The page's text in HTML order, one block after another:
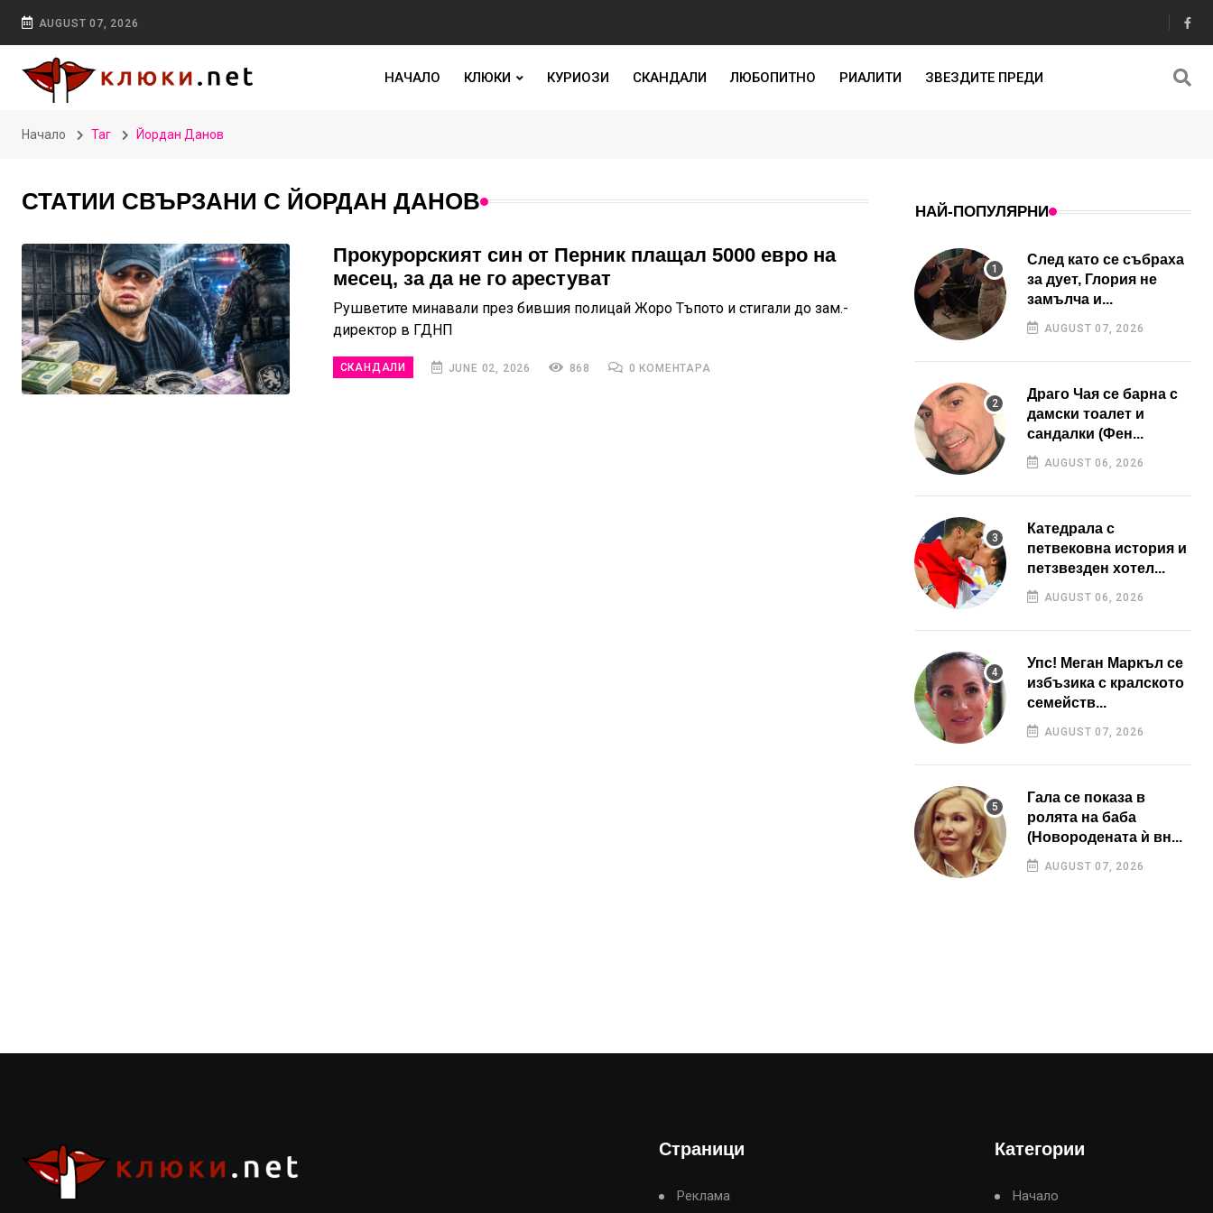
AUGUST 07, 2026
НАЧАЛО КЛЮКИ КУРИОЗИ СКАНДАЛИ ЛЮБОПИТНО РИАЛИТИ ЗВЕЗДИТЕ ПРЕДИ
Начало Таг Йордан Данов
СТАТИИ СВЪРЗАНИ С ЙОРДАН ДАНОВ
Прокурорският син от Перник плащал 5000 евро на
месец, за да не го арестуват
Рушветите минавали през бившия полицай Жоро Тъпото и стигали до зам.-
директор в ГДНП
СКАНДАЛИ JUNE 02, 2026 868 0 КОМЕНТАРА
НАЙ-ПОПУЛЯРНИ
След като се събраха
за дует, Глория не
замълча и...
AUGUST 07, 2026
Драго Чая се барна с
дамски тоалет и
сандалки (Фен...
AUGUST 06, 2026
Катедрала с
петвековна история и
петзвезден хотел...
AUGUST 06, 2026
Упс! Меган Маркъл се
избъзика с кралското
семейств...
AUGUST 07, 2026
Гала се показа в
ролята на баба
(Новородената ѝ вн...
AUGUST 07, 2026
Страници
Реклама
Категории
Начало